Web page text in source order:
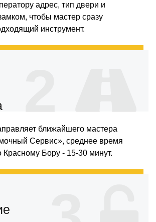
адрес, тип двери и
чтобы мастер сразу
инструмент.
ближайшего мастера
Сервис», среднее время
Красному Бору - 15-30 минут.